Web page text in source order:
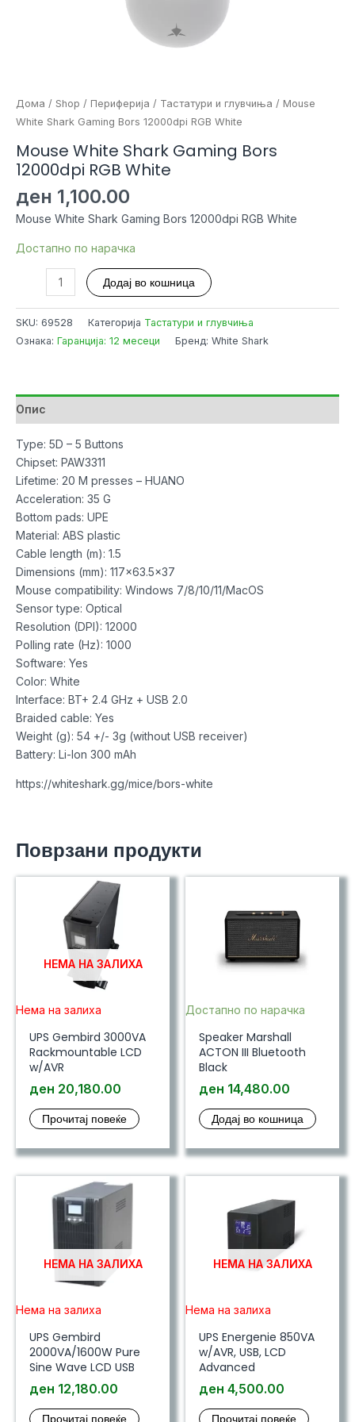
Дома / Shop / Периферија / Тастатури и глувчиња / Mouse
White Shark Gaming Bors 12000dpi RGB White
Mouse White Shark Gaming Bors
12000dpi RGB White
ден 1,100.00
Mouse White Shark Gaming Bors 12000dpi RGB White
Достапно по нарачка
Shark
White
количина
Додај во кошница
SKU: 69528 Категорија Тастатури и глувчиња
Ознака: Гаранција: 12 месеци Бренд: White Shark
Опис
Type: 5D – 5 Buttons
Chipset: PAW3311
Lifetime: 20 M presses – HUANO
Acceleration: 35 G
Bottom pads: UPE
Material: ABS plastic
Cable length (m): 1.5
Dimensions (mm): 117×63.5×37
Mouse compatibility: Windows 7/8/10/11/MacOS
Sensor type: Optical
Resolution (DPI): 12000
Polling rate (Hz): 1000
Software: Yes
Color: White
Interface: BT+ 2.4 GHz + USB 2.0
Braided cable: Yes
Weight (g): 54 +/- 3g (without USB receiver)
Battery: Li-Ion 300 mAh
https://whiteshark.gg/mice/bors-white
Поврзани продукти
НЕМА НА ЗАЛИХА
Нема на залиха
UPS Gembird 3000VA
Rackmountable LCD
w/AVR
ден 20,180.00
Прочитај повеќе
Достапно по нарачка
Speaker Marshall
ACTON III Bluetooth
Black
ден 14,480.00
Додај во кошница
НЕМА НА ЗАЛИХА
Нема на залиха
UPS Gembird
2000VA/1600W Pure
Sine Wave LCD USB
ден 12,180.00
Прочитај повеќе
НЕМА НА ЗАЛИХА
Нема на залиха
UPS Energenie 850VA
w/AVR, USB, LCD
Advanced
ден 4,500.00
Прочитај повеќе